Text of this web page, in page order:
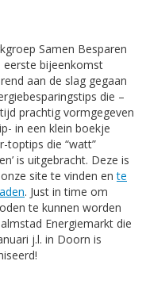
Samen Besparen
eerste bijeenkomst
aan de slag gegaan
die –
prachtig vormgegeven
in een klein boekje
toptips die “watt”
is uitgebracht. Deze is
site te vinden ente
. Just in time om
te kunnen worden
Energiemarkt die
j.l. in Doorn is